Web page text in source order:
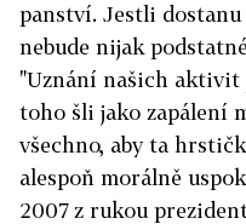
panství. Jestli
nebude nijak
"Uznání našich aktivit
toho šli jako zapálení
všechno, aby ta
alespoň morálně
2007 z rukou